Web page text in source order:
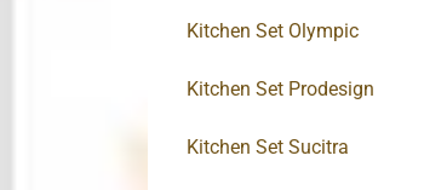
Kitchen Set Olympic
Kitchen Set Prodesign
Kitchen Set Sucitra